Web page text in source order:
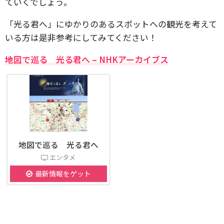
「光る君へ」にゆかりのあるスポットへの観光を考えて
いる方は是非参考にしてみてください！
地図で巡る 光る君へ – NHKアーカイブス
地図で巡る 光る君へ
エンタメ
最新情報をゲット